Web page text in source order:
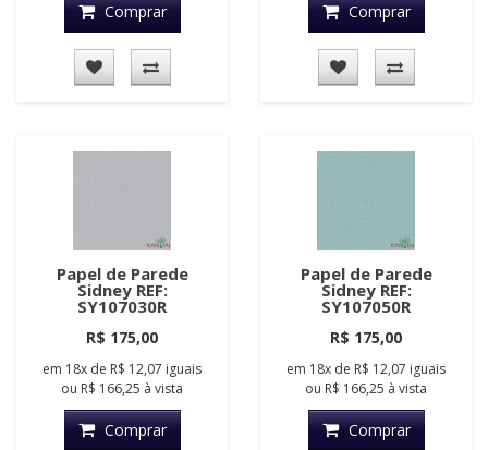
Comprar Comprar
Papel de Parede
Sidney REF:
SY107030R
R$ 175,00
em 18x de R$ 12,07 iguais
ou R$ 166,25 à vista
Comprar
Papel de Parede
Sidney REF:
SY107050R
R$ 175,00
em 18x de R$ 12,07 iguais
ou R$ 166,25 à vista
Comprar